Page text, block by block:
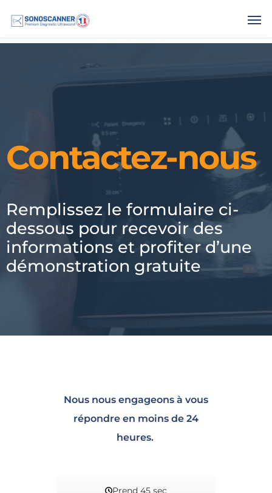
Contactez-nous
Remplissez le formulaire ci-
dessous pour recevoir des
informations et profiter d’une
démonstration gratuite
Nous nous engageons à vous
répondre en moins de 24
heures.